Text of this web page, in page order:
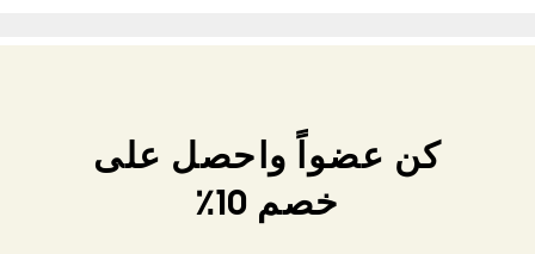
كن عضواً واحصل على
خصم 10٪